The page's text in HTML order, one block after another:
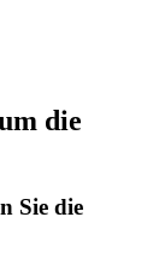
die
Sie die